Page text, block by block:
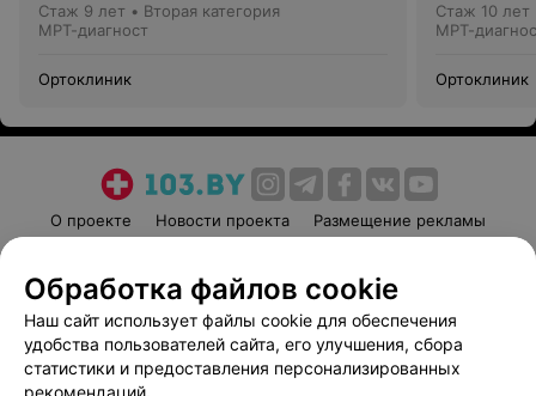
Стаж 9 лет • Вторая категория
МРТ-диагност
Ортоклиник
Стаж 10 лет
МРТ-
Ортоклиник
О проекте Новости проекта
Размещение рекламы
Пользовательское соглашение
Способы оплаты
Вакансии
Партнеры
Написать руководителю 103.by
Обработка файлов cookie
Наш сайт использует файлы cookie для обеспечения
удобства пользователей сайта, его улучшения, сбора
статистики и предоставления персонализированных
рекомендаций.